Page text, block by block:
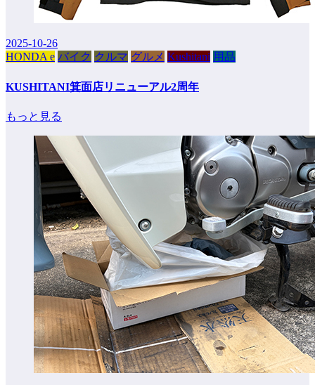
2025-10-26
HONDA e バイク クルマ グルメ Kushitani 用品
KUSHITANI箕面店リニューアル2周年
もっと見る